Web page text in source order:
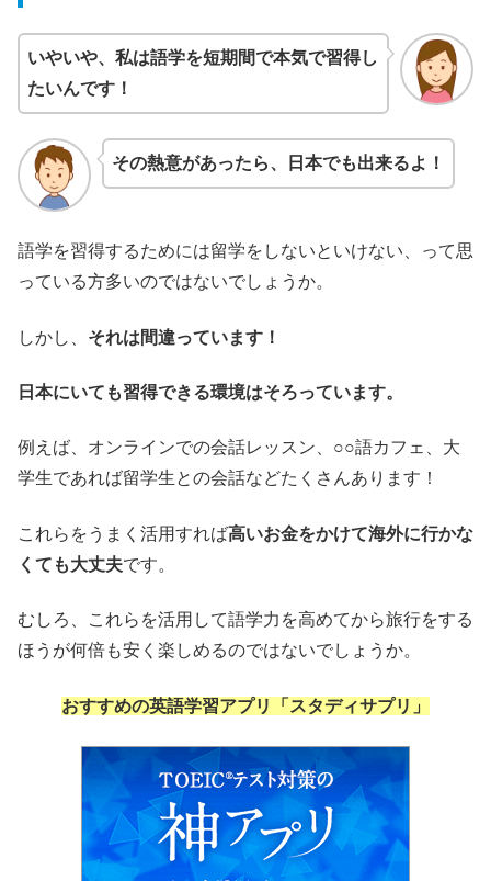
いやいや、私は語学を短期間で本気で習得し
たいんです！
その熱意があったら、日本でも出来るよ！
語学を習得するためには留学をしないといけない、って思
っている方多いのではないでしょうか。
しかし、 それは間違っています！
日本にいても習得できる環境はそろっています。
例えば、オンラインでの会話レッスン、○○語カフェ、大
学生であれば留学生との会話などたくさんあります！
これらをうまく活用すれば高いお金をかけて海外に行かな
くても大丈夫です。
むしろ、これらを活用して語学力を高めてから旅行をする
ほうが何倍も安く楽しめるのではないでしょうか。
おすすめの英語学習アプリ「スタディサプリ」